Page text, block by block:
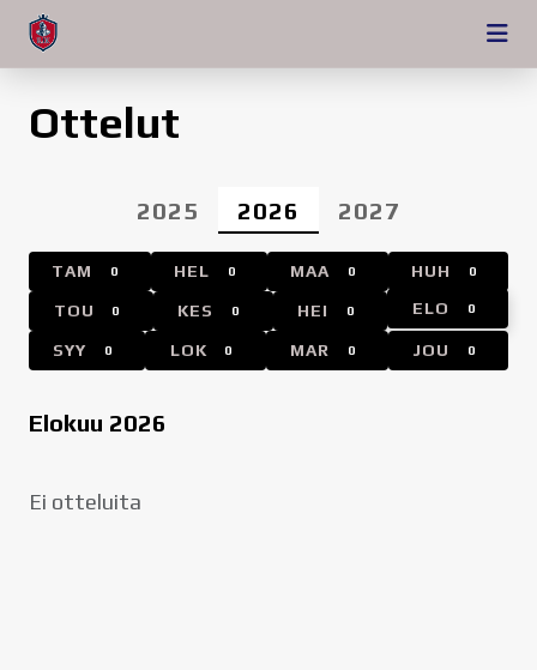
Ottelut
2025 2026 2027
TAM 0 HEL 0 MAA 0 HUH 0
TOU 0 KES 0 HEI 0 ELO 0
SYY 0 LOK 0 MAR 0 JOU 0
Elokuu 2026
Ei otteluita